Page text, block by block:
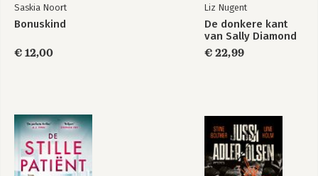
Saskia Noort
Bonuskind
€ 12,00
Liz Nugent
De donkere kant
van Sally Diamond
€ 22,99